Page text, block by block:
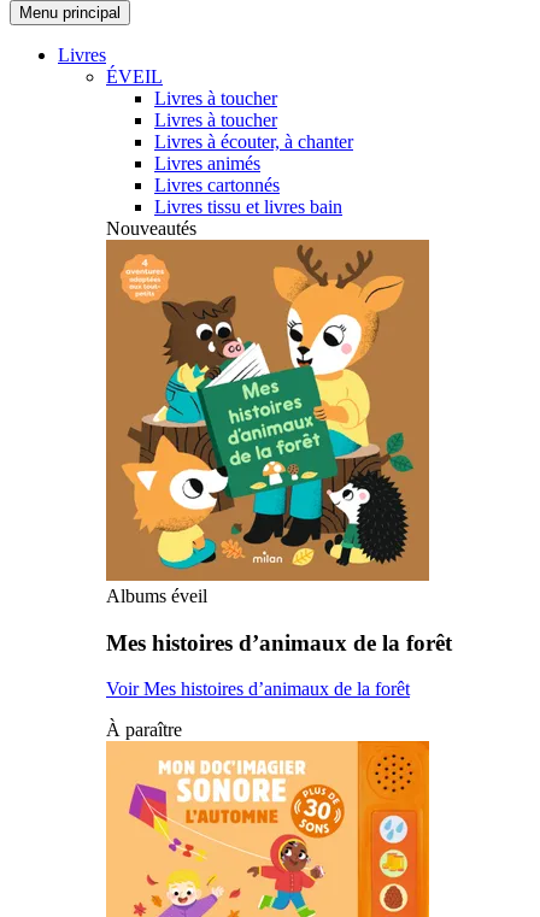
Menu principal
Livres
ÉVEIL
Livres à toucher
Livres à toucher
Livres à écouter, à chanter
Livres animés
Livres cartonnés
Livres tissu et livres bain
Nouveautés
Albums éveil
Mes histoires d’animaux de la forêt
Voir Mes histoires d’animaux de la forêt
À paraître